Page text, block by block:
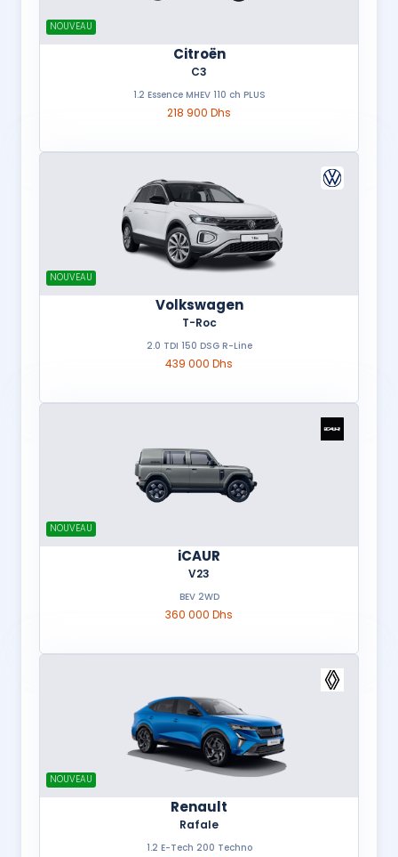
NOUVEAU
Citroën
C3
1.2 Essence MHEV 110 ch PLUS
218 900 Dhs
NOUVEAU
Volkswagen
T-Roc
2.0 TDI 150 DSG R-Line
439 000 Dhs
NOUVEAU
iCAUR
V23
BEV 2WD
360 000 Dhs
NOUVEAU
Renault
Rafale
1.2 E-Tech 200 Techno